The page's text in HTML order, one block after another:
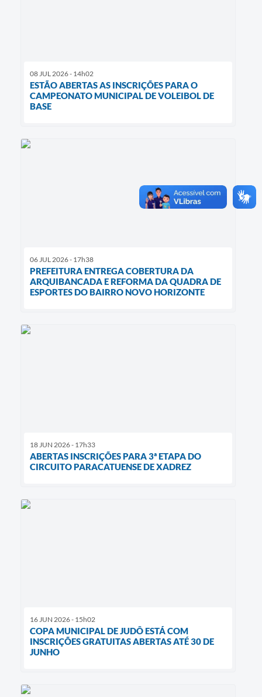
08 JUL 2026 - 14h02
ESTÃO ABERTAS AS INSCRIÇÕES PARA O
CAMPEONATO MUNICIPAL DE VOLEIBOL DE
BASE
06 JUL 2026 - 17h38
PREFEITURA ENTREGA COBERTURA DA
ARQUIBANCADA E REFORMA DA QUADRA DE
ESPORTES DO BAIRRO NOVO HORIZONTE
18 JUN 2026 - 17h33
ABERTAS INSCRIÇÕES PARA 3ª ETAPA DO
CIRCUITO PARACATUENSE DE XADREZ
16 JUN 2026 - 15h02
COPA MUNICIPAL DE JUDÔ ESTÁ COM
INSCRIÇÕES GRATUITAS ABERTAS ATÉ 30 DE
JUNHO